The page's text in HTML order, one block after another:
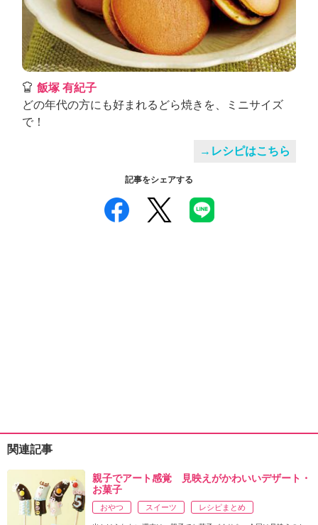
飯塚 有紀子
どの年代の方にも好まれるどら焼きを、ミニサイズ
で！
→レシピはこちら
記事をシェアする
関連記事
親子でアート感覚 見映えがかわいいデザート・
お菓子
おやつ スイーツ レシピまとめ